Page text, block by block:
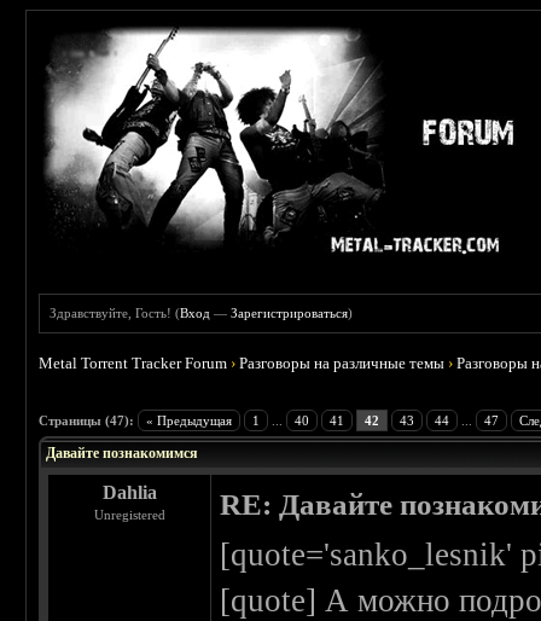
Здравствуйте, Гость! (Вход —Зарегистрироваться)
Metal Torrent Tracker Forum ›Разговоры на различные темы ›Разговоры
Страницы (47): « Предыдущая 1 40 41 42 43 44 47
Давайте познакомимся
Dahlia
Unregistered RE: Давайте
[quote='sanko_lesnik'
[quote] А можно